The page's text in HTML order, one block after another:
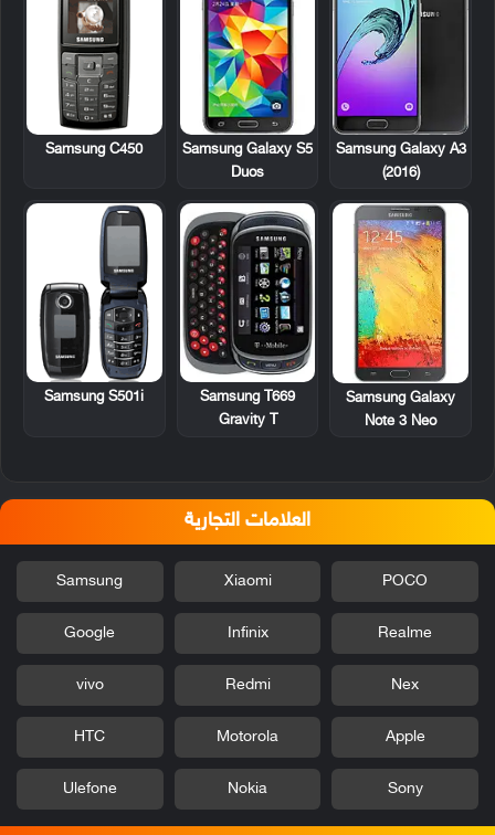
Samsung Galaxy A3
(2016)
Samsung Galaxy S5
Duos
Samsung C450
Samsung Galaxy
Note 3 Neo
Samsung T669
Gravity T
Samsung S501i
العلامات التجارية
POCO
Xiaomi
Samsung
Realme
Infinix
Google
Nex
Redmi
vivo
Apple
Motorola
HTC
Sony
Nokia
Ulefone